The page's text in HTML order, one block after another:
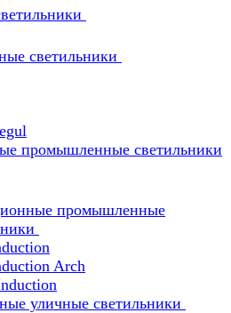
светильники
промышленные светильники
промышленные
Arch
уличные светильники